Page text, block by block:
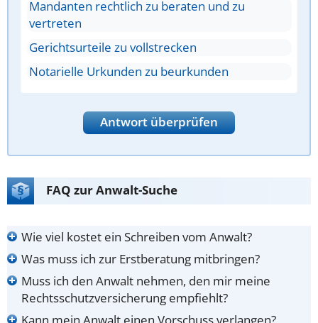
Mandanten rechtlich zu beraten und zu
vertreten
Gerichtsurteile zu vollstrecken
Notarielle Urkunden zu beurkunden
Antwort überprüfen
FAQ zur Anwalt-Suche
Wie viel kostet ein Schreiben vom Anwalt?
Was muss ich zur Erstberatung mitbringen?
Muss ich den Anwalt nehmen, den mir meine
Rechtsschutzversicherung empfiehlt?
Kann mein Anwalt einen Vorschuss verlangen?